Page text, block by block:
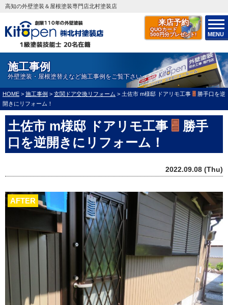
来店予約
QUOカード
500円分プレゼント!
MENU
高知の外壁塗装＆屋根塗装専門店北村塗装店
施工事例
外壁塗装・屋根塗替えなど施工事例をご覧下さい
HOME > 施工事例 > 玄関ドア交換リフォーム > 土佐市 m様邸 ドアリモ工事
勝手口を逆
開きにリフォーム！
土佐市 m様邸 ドアリモ工事
勝手
口を逆開きにリフォーム！
2022.09.08 (Thu)
AFTER